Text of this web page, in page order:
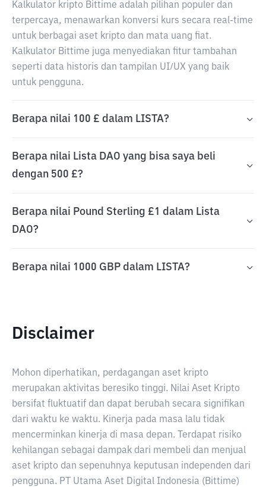
Kalkulator kripto Bittime adalah pilihan populer dan
terpercaya, menawarkan konversi kurs secara real-time
untuk berbagai aset kripto dan mata uang fiat.
Kalkulator Bittime juga menyediakan fitur tambahan
seperti data historis dan tampilan UI/UX yang baik
untuk pengguna.
Berapa nilai 100 £ dalam LISTA?
Berapa nilai Lista DAO yang bisa saya beli
dengan 500 £?
Berapa nilai Pound Sterling £1 dalam Lista
DAO?
Berapa nilai 1000 GBP dalam LISTA?
Disclaimer
Mohon diperhatikan, perdagangan aset kripto
merupakan aktivitas beresiko tinggi. Nilai Aset Kripto
bersifat fluktuatif dan dapat berubah secara signifikan
dari waktu ke waktu. Kinerja pada masa lalu tidak
mencerminkan kinerja di masa depan. Terdapat risiko
kehilangan sebagai dampak dari membeli dan menjual
aset kripto dan sepenuhnya keputusan independen dari
pengguna. PT Utama Aset Digital Indonesia (Bittime)